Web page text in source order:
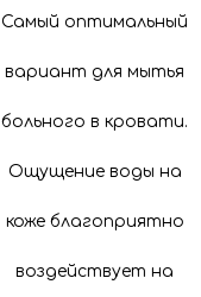
Самый оптимальный
вариант для мытья
больного в кровати.
Ощущение воды на
коже благоприятно
воздействует на